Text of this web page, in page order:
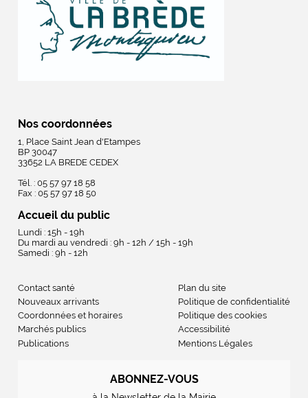
Nos coordonnées
1, Place Saint Jean d'Etampes
BP 30047
33652 LA BREDE CEDEX
Tél. : 05 57 97 18 58
Fax : 05 57 97 18 50
Accueil du public
Lundi : 15h - 19h
Du mardi au vendredi : 9h - 12h / 15h - 19h
Samedi : 9h - 12h
Contact santé
Nouveaux arrivants
Coordonnées et horaires
Marchés publics
Publications
Plan du site
Politique de confidentialité
Politique des cookies
Accessibilité
Mentions Légales
ABONNEZ-VOUS